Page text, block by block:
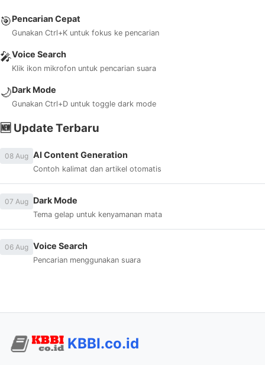
🎯Pencarian Cepat
Gunakan Ctrl+K untuk fokus ke pencarian
🎤Voice Search
Klik ikon mikrofon untuk pencarian suara
🌙Dark Mode
Gunakan Ctrl+D untuk toggle dark mode
🆕 Update Terbaru
08 Aug AI Content Generation
Contoh kalimat dan artikel otomatis
07 Aug Dark Mode
Tema gelap untuk kenyamanan mata
06 Aug Voice Search
Pencarian menggunakan suara
KBBI.co.id